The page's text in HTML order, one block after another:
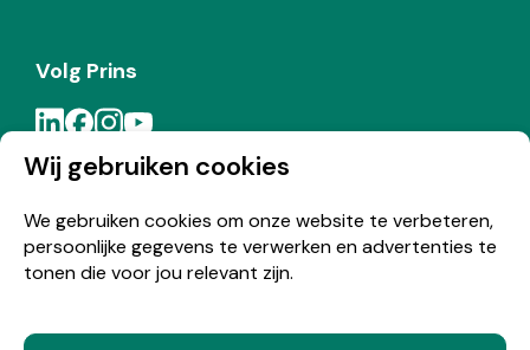
Wij gebruiken cookies
We gebruiken cookies om onze website te verbeteren,
persoonlijke gegevens te verwerken en advertenties te
tonen die voor jou relevant zijn.
Volg Prins
Meld je aan voor de Prins nieuwsbrief